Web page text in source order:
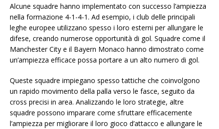
Alcune squadre hanno implementato con successo l’ampiezza
nella formazione 4-1-4-1. Ad esempio, i club delle principali
leghe europee utilizzano spesso i loro esterni per allungare le
difese, creando numerose opportunità di gol. Squadre come il
Manchester City e il Bayern Monaco hanno dimostrato come
un’ampiezza efficace possa portare a un alto numero di gol.
Queste squadre impiegano spesso tattiche che coinvolgono
un rapido movimento della palla verso le fasce, seguito da
cross precisi in area. Analizzando le loro strategie, altre
squadre possono imparare come sfruttare efficacemente
l’ampiezza per migliorare il loro gioco d’attacco e allungare le